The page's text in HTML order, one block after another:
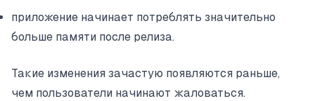
приложение начинает потреблять значительно
больше памяти после релиза.
Такие изменения зачастую появляются раньше,
чем пользователи начинают жаловаться.